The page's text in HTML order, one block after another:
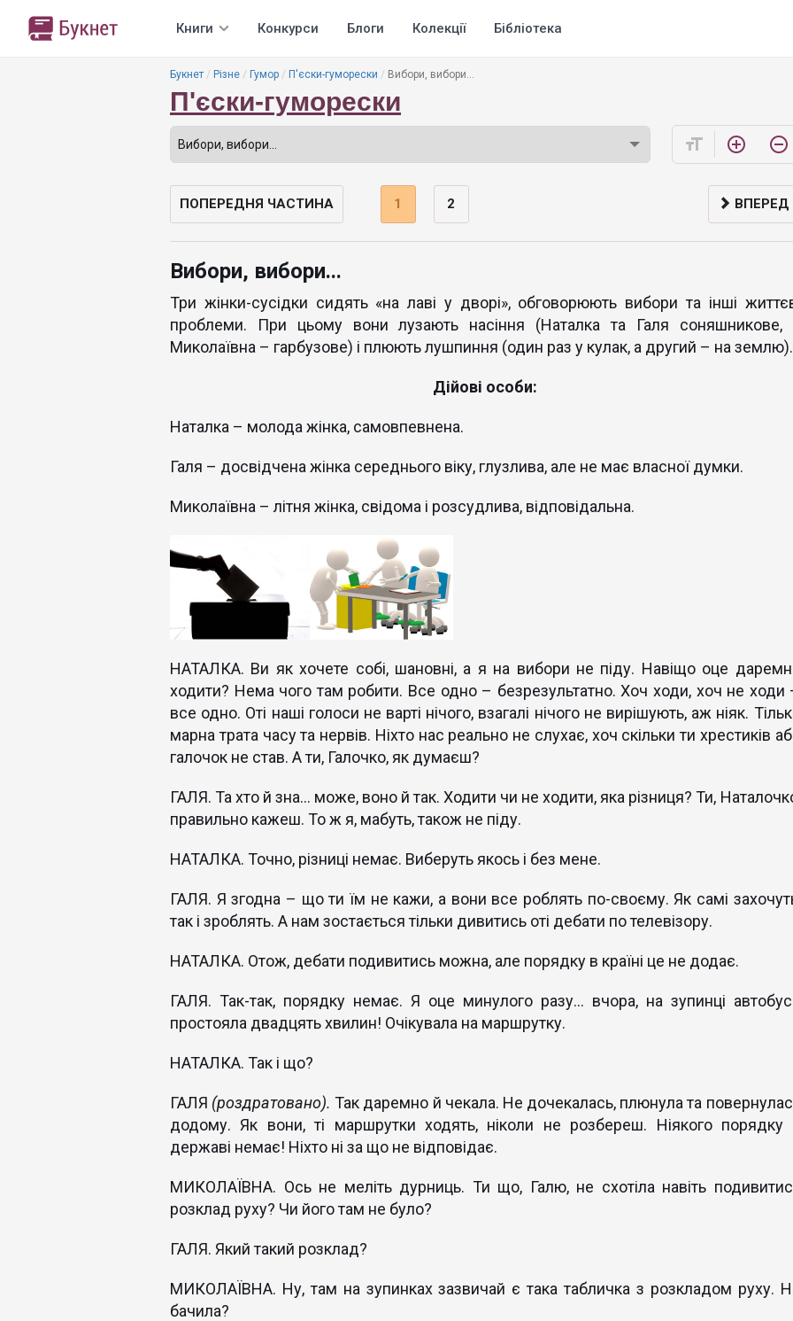
Книги Конкурси Блоги Колекції Бібліотека
Букнет Різне Гумор П'єски-гуморески Вибори, вибори...
П'єски-гуморески
format_size add_circle_outline remove_circle_outline
ПОПЕРЕДНЯ ЧАСТИНА 1 2 ВПЕРЕД
Вибори, вибори...
Три жінки-сусідки сидять «на лаві у дворі», обговорюють вибори та інші
проблеми. При цьому вони лузають насіння (Наталка та Галя соняшникове,
Миколаївна – гарбузове) і плюють лушпиння (один раз у кулак, а другий – на землю).
Дійові особи:
Наталка – молода жінка, самовпевнена.
Галя – досвідчена жінка середнього віку, глузлива, але не має власної думки.
Миколаївна – літня жінка, свідома і розсудлива, відповідальна.
НАТАЛКА. Ви як хочете собі, шановні, а я на вибори не піду. Навіщо оце
ходити? Нема чого там робити. Все одно – безрезультатно. Хоч ходи, хоч не ходи
все одно. Оті наші голоси не варті нічого, взагалі нічого не вирішують, аж ніяк.
марна трата часу та нервів. Ніхто нас реально не слухає, хоч скільки ти хрестиків
галочок не став. А ти, Галочко, як думаєш?
ГАЛЯ. Та хто й зна... може, воно й так. Ходити чи не ходити, яка різниця? Ти,
правильно кажеш. То ж я, мабуть, також не піду.
НАТАЛКА. Точно, різниці немає. Виберуть якось і без мене.
ГАЛЯ. Я згодна – що ти їм не кажи, а вони все роблять по-своєму. Як самі
так і зроблять. А нам зостається тільки дивитись оті дебати по телевізору.
НАТАЛКА. Отож, дебати подивитись можна, але порядку в країні це не додає.
ГАЛЯ. Так-так, порядку немає. Я оце минулого разу... вчора, на зупинці
простояла двадцять хвилин! Очікувала на маршрутку.
НАТАЛКА. Так і що?
ГАЛЯ (роздратовано). Так даремно й чекала. Не дочекалась, плюнула та
додому. Як вони, ті маршрутки ходять, ніколи не розбереш. Ніякого порядку
державі немає! Ніхто ні за що не відповідає.
МИКОЛАЇВНА. Ось не меліть дурниць. Ти що, Галю, не схотіла навіть
розклад руху? Чи його там не було?
ГАЛЯ. Який такий розклад?
МИКОЛАЇВНА. Ну, там на зупинках зазвичай є така табличка з розкладом руху.
бачила?